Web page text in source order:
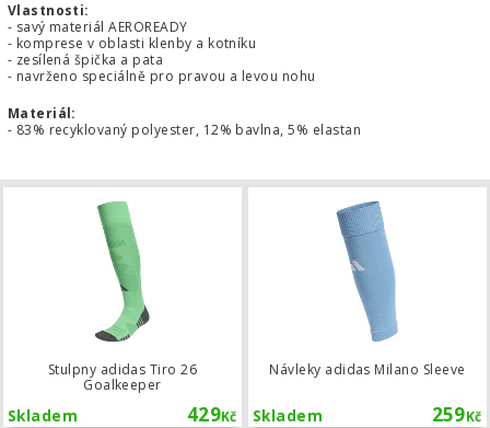
Vlastnosti:
- savý materiál AEROREADY
- komprese v oblasti klenby a kotníku
- zesílená špička a pata
- navrženo speciálně pro pravou a levou nohu
Materiál:
- 83% recyklovaný polyester, 12% bavlna, 5% elastan
Stulpny adidas Tiro 26
Goalkeeper
429Kč
Skladem
Návleky adidas Milano Sleeve
259Kč
Skladem